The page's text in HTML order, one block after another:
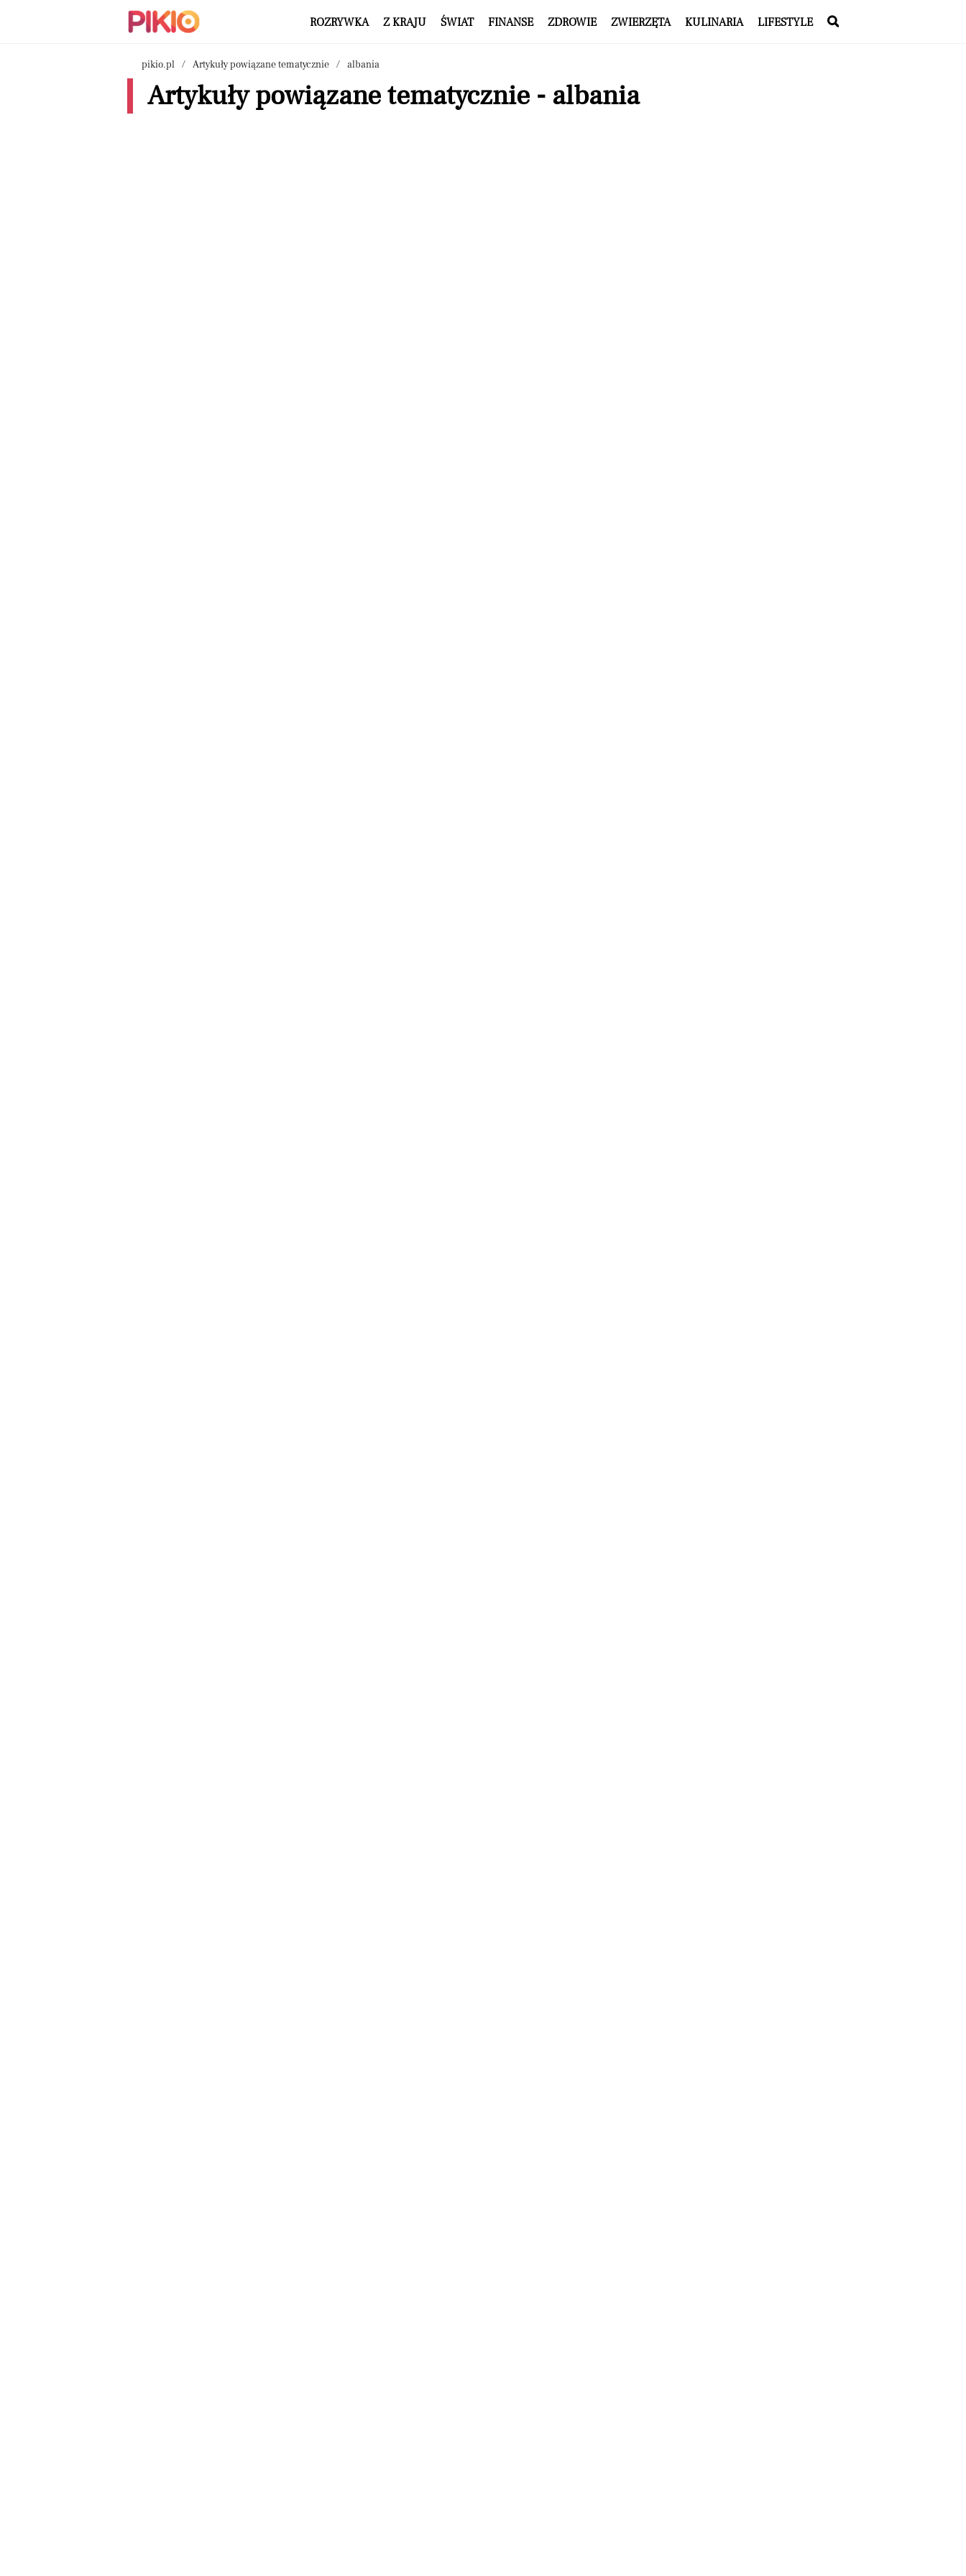
ROZRYWKA Z KRAJU ŚWIAT FINANSE ZDROWIE ZWIERZĘTA KULINARIA LIFESTYLE
pikio.pl Artykuły powiązane tematycznie albania
Artykuły powiązane tematycznie - albania